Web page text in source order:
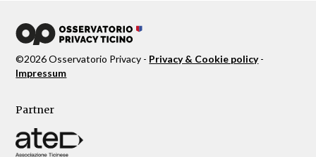
©2026Osservatorio Privacy - Privacy & Cookie policy-
Impressum
Partner